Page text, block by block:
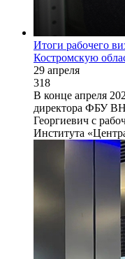
Итоги рабочего
Костромскую
29 апреля
318
В конце апреля
директора ФБУ
Георгиевич с
Института